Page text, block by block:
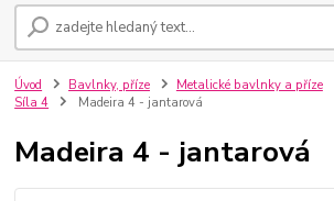
Úvod Bavlnky, příze Metalické bavlnky a příze
Síla 4
Madeira 4 - jantarová
Madeira 4 - jantarová